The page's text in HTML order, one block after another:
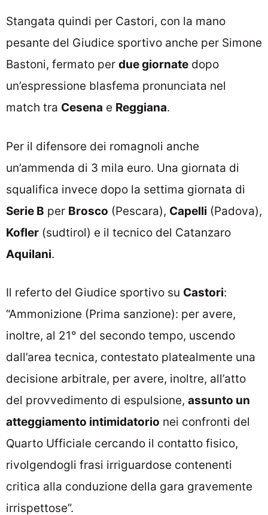
Stangata quindi per Castori, con la mano
pesante del Giudice sportivo anche per Simone
Bastoni, fermato per due giornate dopo
un’espressione blasfema pronunciata nel
match tra Cesena e Reggiana.
Per il difensore dei romagnoli anche
un’ammenda di 3 mila euro. Una giornata di
squalifica invece dopo la settima giornata di
Serie B per Brosco (Pescara), Capelli (Padova),
Kofler (sudtirol) e il tecnico del Catanzaro
Aquilani.
Il referto del Giudice sportivo su Castori:
“Ammonizione (Prima sanzione): per avere,
inoltre, al 21° del secondo tempo, uscendo
dall’area tecnica, contestato platealmente una
decisione arbitrale, per avere, inoltre, all’atto
del provvedimento di espulsione, assunto un
atteggiamento intimidatorio nei confronti del
Quarto Ufficiale cercando il contatto fisico,
rivolgendogli frasi irriguardose contenenti
critica alla conduzione della gara gravemente
irrispettose”.